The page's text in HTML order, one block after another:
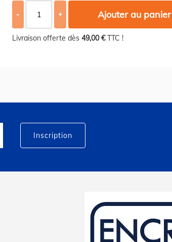
- + Ajouter au panier
Livraison offerte dès 49,00 €TTC !
Inscription